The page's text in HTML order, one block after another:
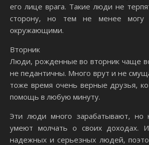
его лице врага. Такие люди не
сторону, но тем не менее могу
окружающими.
Вторник
Люди, рожденные во вторник чаще
не педантичны. Много врут и не
тоже время очень верные друзья,
помощь в любую минуту.
Эти люди много зарабатывают, но
умеют молчать о своих доходах.
надежных и серьезных людей,